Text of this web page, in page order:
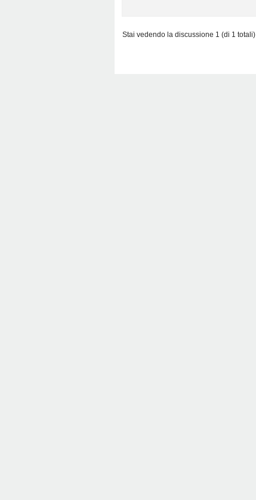
Stai vedendo la discussione 1 (di 1 totali)